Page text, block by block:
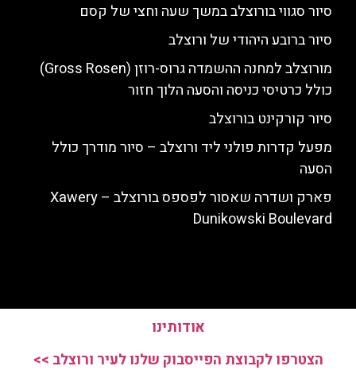
סיור סגווי בורוצלב במשך שעה וחצי של קסם
סיור ברובע היהודי של ורוצלב
מורוצלב למחנה ההשמדה גרוס-רוזן (Gross Rosen)
כולל כרטיסי כניסה והסעה הלוך חזור
סיור קורקינט בורוצלב
מפעל קדרות פולני ליד ורוצלב – סיור מודרך כולל
הסעה
פארק ושדרה שאסור לפספס בורוצלב – Xawery
Dunikowski Boulevard
אודותינו
הצטרפו לקבוצת הפייסבוק שלנו לעיר ורוצלב >>